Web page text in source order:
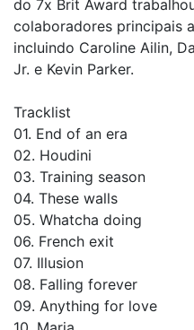
do 7x Brit Award
colaboradores principais
incluindo Caroline Ailin,
Jr. e Kevin Parker.
Tracklist
01. End of an era
02. Houdini
03. Training season
04. These walls
05. Whatcha doing
06. French exit
07. Illusion
08. Falling forever
09. Anything for love